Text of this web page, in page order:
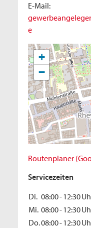
E-Mail:
e
+
−
Routenplaner
Servicezeiten
Di. 08:00-12:30
Mi. 08:00-12:30
Do.08:00-12:30